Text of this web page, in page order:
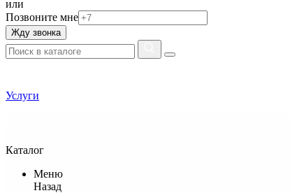
или
Позвоните мне
Жду звонка
Услуги
Каталог
Меню
Назад